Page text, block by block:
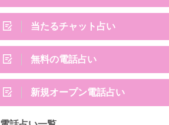
当たるチャット占い
無料の電話占い
新規オープン電話占い